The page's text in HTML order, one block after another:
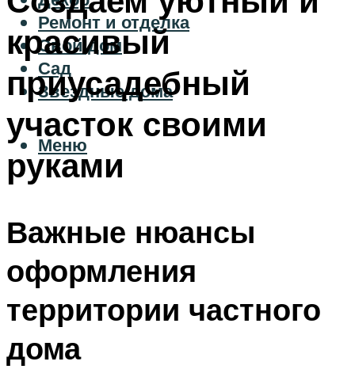
Ремонт и отделка
Свой дом
Сад
Звездные дома
Меню
красивый
приусадебный
участок своими
руками
Важные нюансы
оформления
территории частного
дома